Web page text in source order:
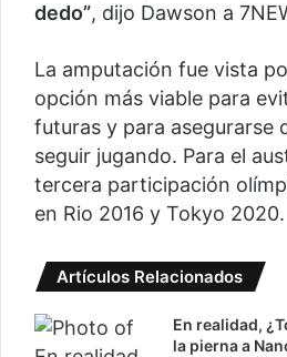
dedo”, dijo Dawson a
La amputación fue vista
opción más viable para
futuras y para asegurarse
seguir jugando. Para el
tercera participación
en Rio 2016 y Tokyo 2020.
Artículos Relacionados
En realidad,
la pierna a